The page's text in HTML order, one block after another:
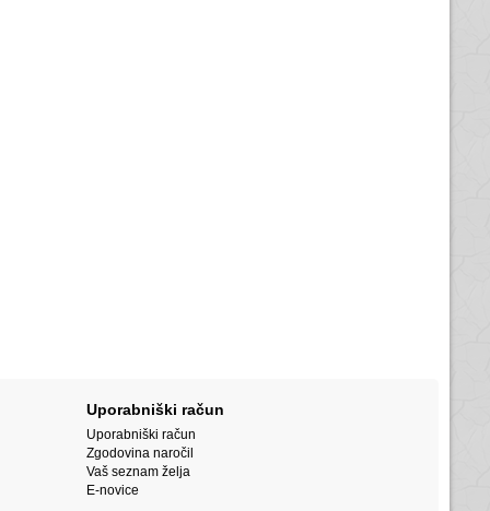
Uporabniški račun
Uporabniški račun
Zgodovina naročil
Vaš seznam želja
E-novice